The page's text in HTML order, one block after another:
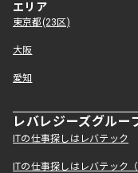
エリア
東京都(23区)
大阪
愛知
レバレジーズグルー
ITの仕事探しはレバテック
ITの仕事探しはレバテック